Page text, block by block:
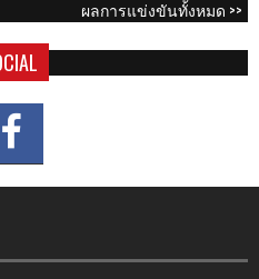
ผลการแข่งขันทั้งหมด >>